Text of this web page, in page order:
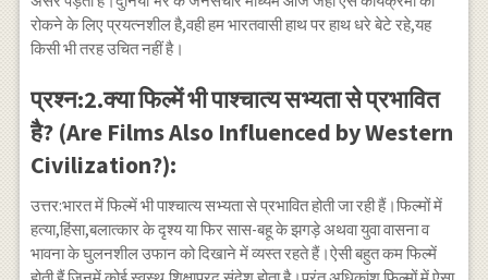
रोकने के लिए प्रयत्नशील है,वही हम भारतवासी हाथ पर हाथ धरे बेटे रहे,यह
किसी भी तरह उचित नहीं है।
प्रश्न:2.क्या फिल्में भी पाश्चात्य सभ्यता से प्रभावित
है? (Are Films Also Influenced by Western
Civilization?):
उत्तर:भारत में फिल्में भी पाश्चात्य सभ्यता से प्रभावित होती जा रही हैं।फिल्मों में
हत्या,हिंसा,बलात्कार के दृश्य या फिर सास-बहू के झगड़े अथवा युवा वासना व
भावना के घुलनशील उफान को दिखाने में व्यस्त रहते हैं।ऐसी बहुत कम फिल्में